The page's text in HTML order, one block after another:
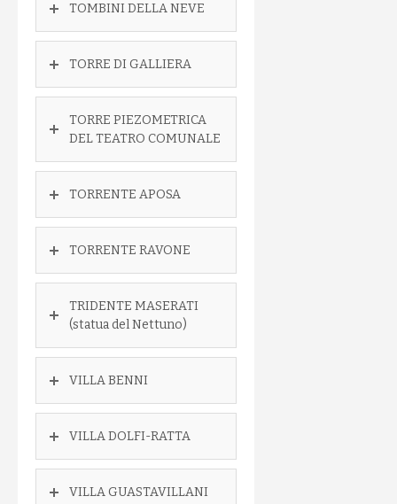
TOMBINI DELLA NEVE
TORRE DI GALLIERA
TORRE PIEZOMETRICA
DEL TEATRO COMUNALE
TORRENTE APOSA
TORRENTE RAVONE
TRIDENTE MASERATI
(statua del Nettuno)
VILLA BENNI
VILLA DOLFI-RATTA
VILLA GUASTAVILLANI